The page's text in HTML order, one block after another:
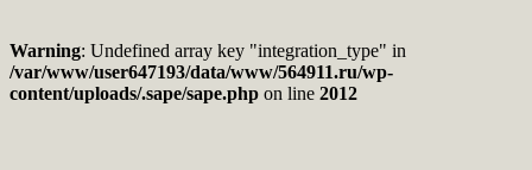
Warning: Undefined array key "integration_type" in
/var/www/user647193/data/www/564911.ru/wp-
content/uploads/.sape/sape.php on line 2012